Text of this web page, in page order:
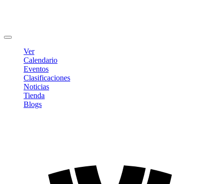
Ver
Calendario
Eventos
Clasificaciones
Noticias
Tienda
Blogs